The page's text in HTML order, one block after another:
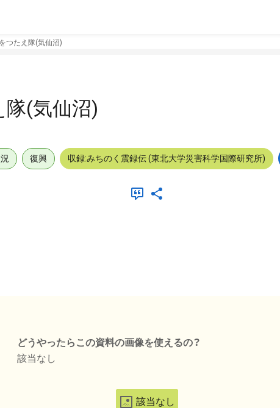
つたえ隊(気仙沼)
隊(気仙沼)
復興 収録:みちのく震録伝 (東北大学災害科学国際研究所)
どうやったらこの資料の画像を使えるの？
該当なし
該当なし